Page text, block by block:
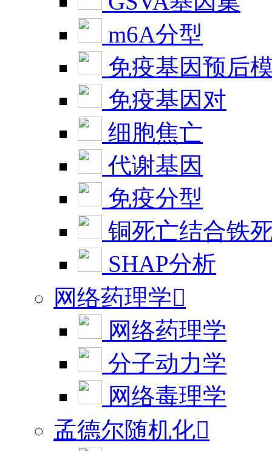
m6A分型
免疫基因预后
免疫基因对
细胞焦亡
代谢基因
免疫分型
铜死亡结合铁
SHAP分析
网络药理学
网络药理学
分子动力学
网络毒理学
孟德尔随机化